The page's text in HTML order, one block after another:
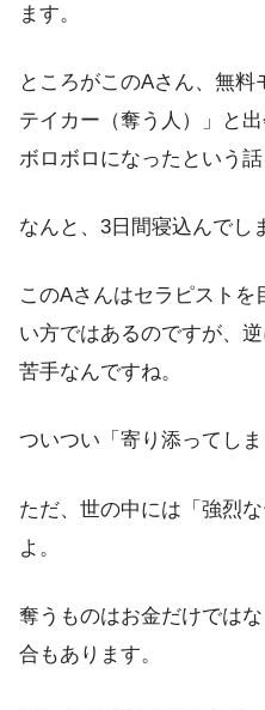
ます。
ところがこのAさん、無
テイカー（奪う人）」と
ボロボロになったという話
なんと、3日間寝込んでし
このAさんはセラピストを
い方ではあるのですが、
苦手なんですね。
ついつい「寄り添ってしま
ただ、世の中には「強烈
よ。
奪うものはお金だけでは
合もあります。